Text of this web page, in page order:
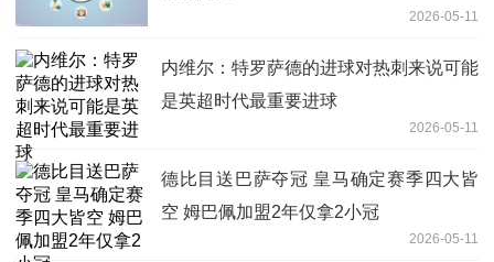
2026-05-11
内维尔：特罗萨德的进球对热刺来说可能
是英超时代最重要进球
2026-05-11
德比目送巴萨夺冠 皇马确定赛季四大皆
空 姆巴佩加盟2年仅拿2小冠
2026-05-11